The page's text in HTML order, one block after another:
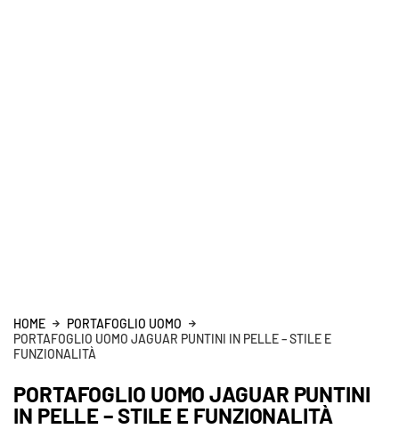
HOME
PORTAFOGLIO UOMO
PORTAFOGLIO UOMO JAGUAR PUNTINI IN PELLE – STILE E
FUNZIONALITÀ
PORTAFOGLIO UOMO JAGUAR PUNTINI
IN PELLE – STILE E FUNZIONALITÀ